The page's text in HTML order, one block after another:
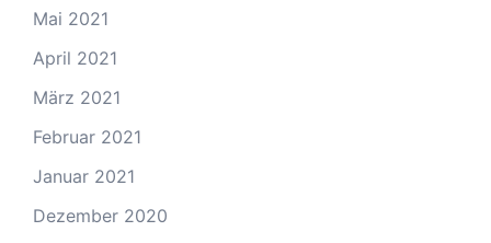
Mai 2021
April 2021
März 2021
Februar 2021
Januar 2021
Dezember 2020